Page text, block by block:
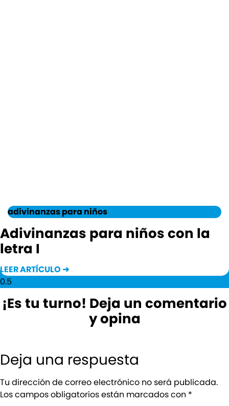
adivinanzas para niños
Adivinanzas para niños con la
letra I
LEER ARTÍCULO ➜
¡Es tu turno! Deja un comentario
y opina
Deja una respuesta
Tu dirección de correo electrónico no será publicada.
Los campos obligatorios están marcados con *